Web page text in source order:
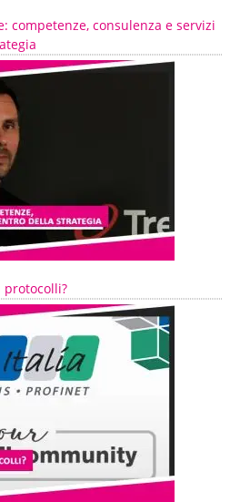
competenze, consulenza e servizi
protocolli?